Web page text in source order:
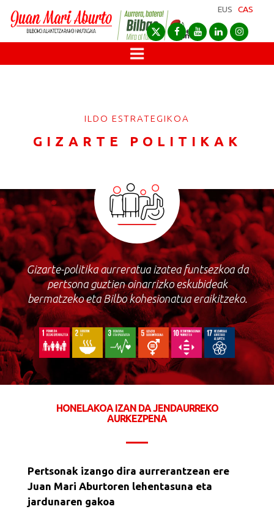
EUS CAS
ILDO ESTRATEGIKOA
GIZARTE POLITIKAK
Gizarte-politika aurreratua izatea funtsezkoa da
pertsona guztien oinarrizko eskubideak
bermatzeko eta Bilbo kohesionatua eraikitzeko.
HONELAKOA IZAN DA JENDAURREKO
AURKEZPENA
Pertsonak izango dira aurrerantzean ere
Juan Mari Aburtoren lehentasuna eta
jardunaren gakoa